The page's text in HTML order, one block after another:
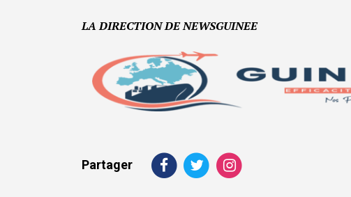
LA DIRECTION DE NEWSGUINEE
Partager